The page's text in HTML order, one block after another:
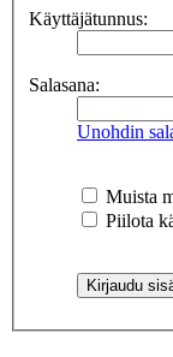
Käyttäjätunnus:
Salasana:
Unohdin
Muista
Piilota